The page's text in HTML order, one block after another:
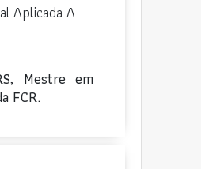
Aplicada A
Mestre em
FCR.